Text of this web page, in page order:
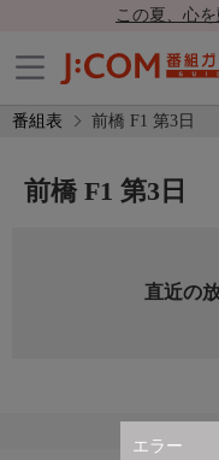
この夏、心
番組表 前橋 F1 第3日
エラー
前橋 F1 第3日
直近の